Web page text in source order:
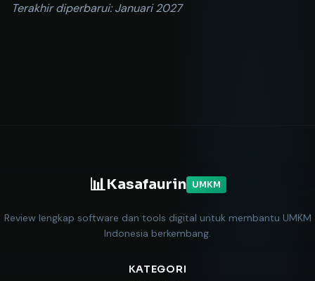
Terakhir diperbarui: Januari 2027
📊Kasafaurin UMKM
Review lengkap software dan tools digital untuk membantu UMKM
Indonesia berkembang.
KATEGORI